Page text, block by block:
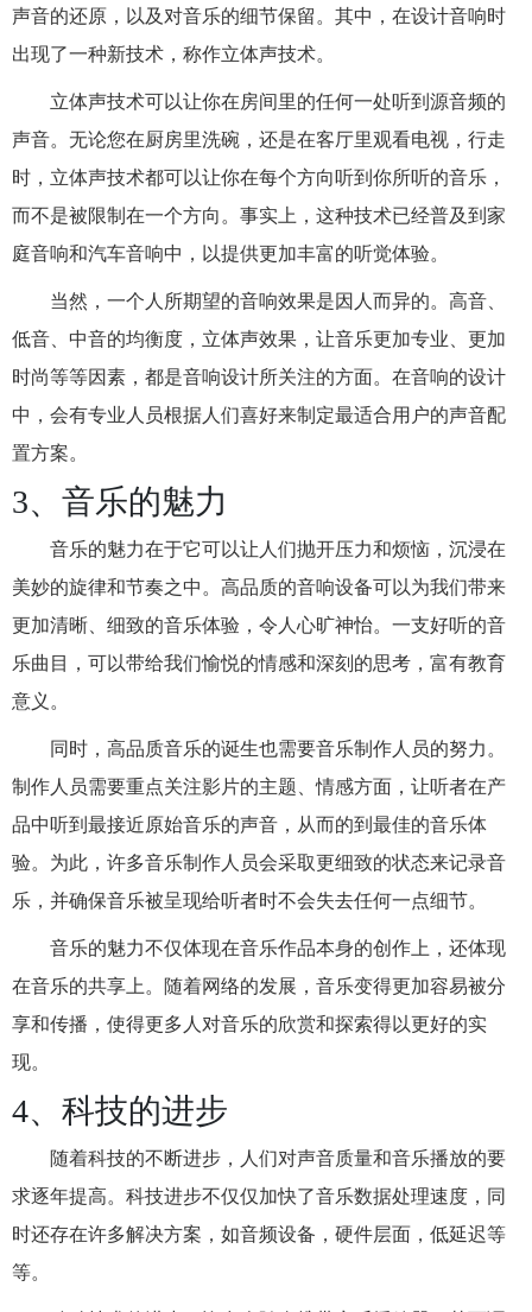
声音的还原，以及对音乐的细节保留。其中，在设计音响时
出现了一种新技术，称作立体声技术。
立体声技术可以让你在房间里的任何一处听到源音频的
声音。无论您在厨房里洗碗，还是在客厅里观看电视，行走
时，立体声技术都可以让你在每个方向听到你所听的音乐，
而不是被限制在一个方向。事实上，这种技术已经普及到家
庭音响和汽车音响中，以提供更加丰富的听觉体验。
当然，一个人所期望的音响效果是因人而异的。高音、
低音、中音的均衡度，立体声效果，让音乐更加专业、更加
时尚等等因素，都是音响设计所关注的方面。在音响的设计
中，会有专业人员根据人们喜好来制定最适合用户的声音配
置方案。
3、音乐的魅力
音乐的魅力在于它可以让人们抛开压力和烦恼，沉浸在
美妙的旋律和节奏之中。高品质的音响设备可以为我们带来
更加清晰、细致的音乐体验，令人心旷神怡。一支好听的音
乐曲目，可以带给我们愉悦的情感和深刻的思考，富有教育
意义。
同时，高品质音乐的诞生也需要音乐制作人员的努力。
制作人员需要重点关注影片的主题、情感方面，让听者在产
品中听到最接近原始音乐的声音，从而的到最佳的音乐体
验。为此，许多音乐制作人员会采取更细致的状态来记录音
乐，并确保音乐被呈现给听者时不会失去任何一点细节。
音乐的魅力不仅体现在音乐作品本身的创作上，还体现
在音乐的共享上。随着网络的发展，音乐变得更加容易被分
享和传播，使得更多人对音乐的欣赏和探索得以更好的实
现。
4、科技的进步
随着科技的不断进步，人们对声音质量和音乐播放的要
求逐年提高。科技进步不仅仅加快了音乐数据处理速度，同
时还存在许多解决方案，如音频设备，硬件层面，低延迟等
等。